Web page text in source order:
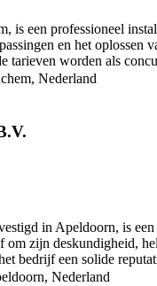
is een professioneel
en het
tarieven worden als
Nederland
in Apeldoorn, is
zijn deskundigheid,
bedrijf een solide
Nederland